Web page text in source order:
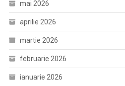
mai 2026
aprilie 2026
martie 2026
februarie 2026
ianuarie 2026